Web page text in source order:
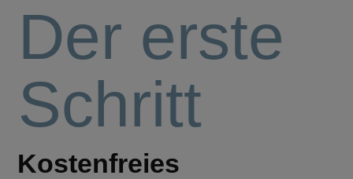
Der erste
Schritt
Kostenfreies